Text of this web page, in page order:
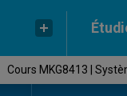
Cours MKG8413 |